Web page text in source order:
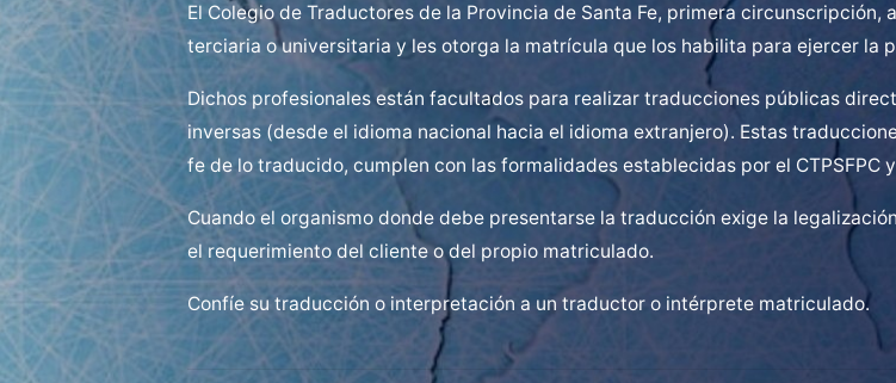
El Colegio de Traductores de la Provincia de Santa Fe, primera
terciaria o universitaria y les otorga la matrícula que los habilita para ejercer la
Dichos profesionales están facultados para realizar traducciones públicas
inversas (desde el idioma nacional hacia el idioma extranjero). Estas
fe de lo traducido, cumplen con las formalidades establecidas por el
Cuando el organismo donde debe presentarse la traducción exige la
el requerimiento del cliente o del propio matriculado.
Confíe su traducción o interpretación a un traductor o intérprete matriculado.